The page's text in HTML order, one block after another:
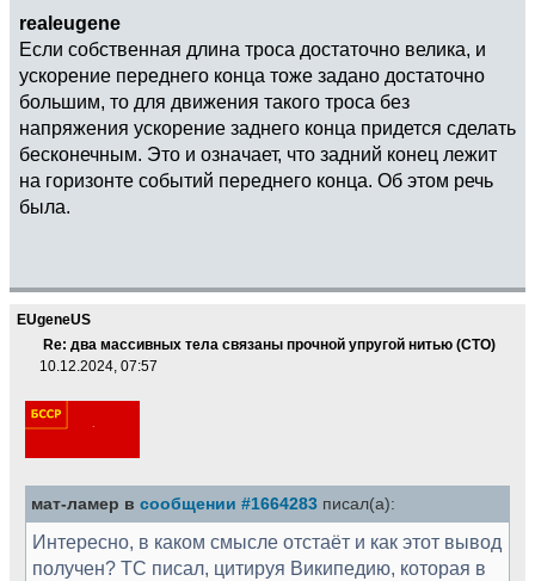
realeugene
Если собственная длина троса достаточно велика, и
ускорение переднего конца тоже задано достаточно
большим, то для движения такого троса без
напряжения ускорение заднего конца придется сделать
бесконечным. Это и означает, что задний конец лежит
на горизонте событий переднего конца. Об этом речь
была.
EUgeneUS
Re: два массивных тела связаны прочной упругой нитью (СТО)
10.12.2024, 07:57
мат-ламер в сообщении #1664283 писал(а):
Интересно, в каком смысле отстаёт и как этот вывод
получен? ТС писал, цитируя Википедию, которая в